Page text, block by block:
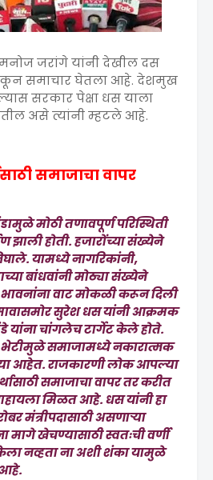
जरांगे यांनी देखील दस
समाचार घेतला आहे. देशमुख
सरकार पेक्षा धस याला
असे त्यांनी म्हटले आहे.
समाजाचा वापर
मोठी तणावपूर्ण परिस्थिती
झाली होती. हजारोंच्या संख्येने
यामध्ये नागरिकांनी,
बांधवांनी मोठ्या संख्येने
वाट मोकळी करून दिली
सुरेश धस यांनी आक्रमक
चांगलेच टार्गेट केले होते.
भेटीमुळे समाजामध्ये नकारात्मक
आहेत. राजकारणी लोक आपल्या
समाजाचा वापर तर करीत
मिळत आहे. धस यांनी हा
मंत्रीपदासाठी असणाऱ्या
मागे खेचण्यासाठी स्वतःची वर्णी
नव्हता ना अशी शंका यामुळे